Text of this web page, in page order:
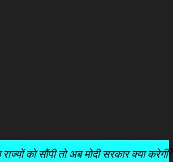
को सौंपी तो अब मोदी सरकार क्या करेगी?